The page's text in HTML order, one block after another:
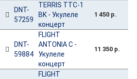
DNT-
57259
TERRIS TTC-1
BK - Укулеле
концерт
1 450 р.
DNT-
59884
FLIGHT
ANTONIA C -
Укулеле
концерт
11 350 р.
FLIGHT